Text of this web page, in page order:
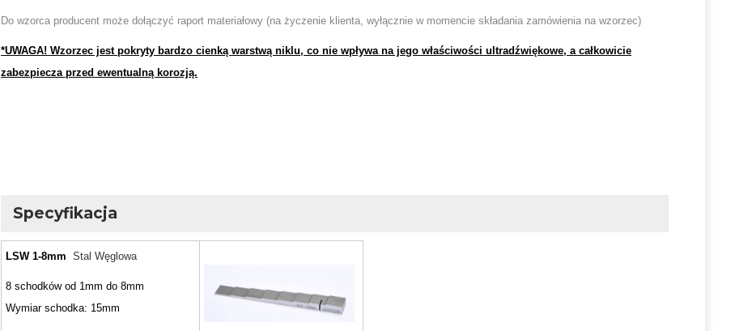
Do wzorca producent może dołączyć raport materiałowy (na życzenie klienta, wyłącznie w momencie składania zamówienia na wzorzec)
*UWAGA! Wzorzec jest pokryty bardzo cienką warstwą niklu, co nie wpływa na jego właściwości ultradźwiękowe, a całkowicie
zabezpiecza przed ewentualną korozją.
Specyfikacja
LSW 1-8mm Stal Węglowa
8 schodków od 1mm do 8mm
Wymiar schodka: 15mm